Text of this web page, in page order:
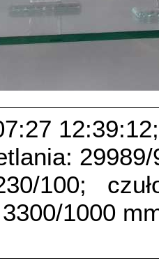
12:39:12;
100;
1000